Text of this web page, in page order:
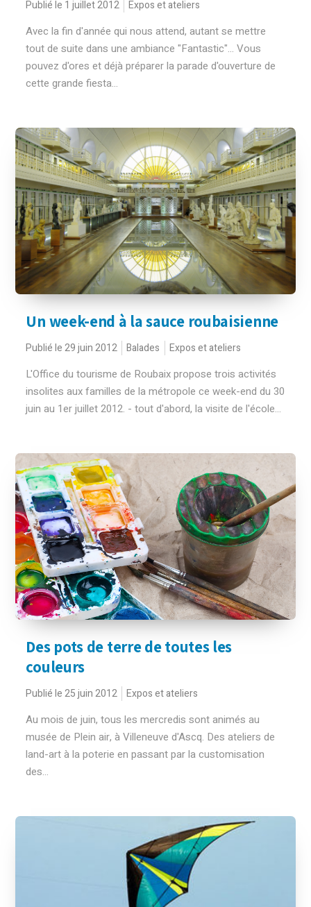
Publié le 1 juillet 2012 Expos et ateliers
Avec la fin d'année qui nous attend, autant se mettre
tout de suite dans une ambiance "Fantastic"... Vous
pouvez d'ores et déjà préparer la parade d'ouverture de
cette grande fiesta...
Un week-end à la sauce roubaisienne
Publié le 29 juin 2012 Balades Expos et ateliers
L'Office du tourisme de Roubaix propose trois activités
insolites aux familles de la métropole ce week-end du 30
juin au 1er juillet 2012. - tout d'abord, la visite de l'école...
Des pots de terre de toutes les
couleurs
Publié le 25 juin 2012 Expos et ateliers
Au mois de juin, tous les mercredis sont animés au
musée de Plein air, à Villeneuve d'Ascq. Des ateliers de
land-art à la poterie en passant par la customisation
des...